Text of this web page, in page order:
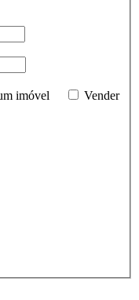
imóvel
Vender